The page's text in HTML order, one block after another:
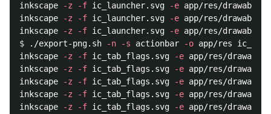
inkscape
-z -f ic_launcher.svg -e app/res/
inkscape
-z -f ic_launcher.svg -e app/res/
inkscape
-z -f ic_launcher.svg -e app/res/
$
./export-png.sh -n -s actionbar -o app/res ic_tab_
inkscape
-z -f ic_tab_flags.svg -e app/res/
inkscape
-z -f ic_tab_flags.svg -e app/res/
inkscape
-z -f ic_tab_flags.svg -e app/res/
inkscape
-z -f ic_tab_flags.svg -e app/res/
inkscape
-z -f ic_tab_flags.svg -e app/res/